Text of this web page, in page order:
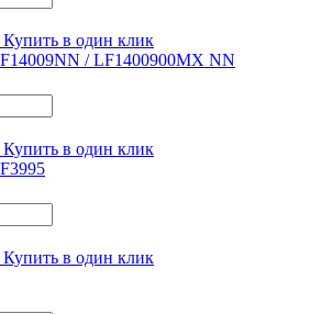
Купить в один клик
/ LF1400900MX NN
Купить в один клик
Купить в один клик